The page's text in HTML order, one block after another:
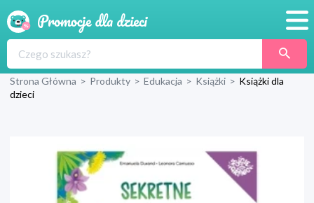
Produkty
Wyprawka
Strona Główna > Produkty > Edukacja > Książki > Książki dla
dzieci